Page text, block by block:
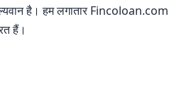
है। हम लगातार Fincoloan.com
हैं।